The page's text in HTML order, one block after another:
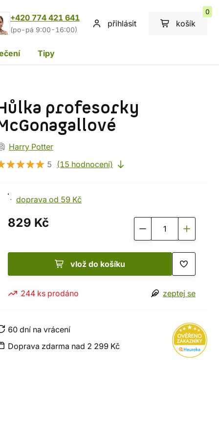
+420 774 421 641
(po-pá 9:00-16:00)
přihlásit košík
0
Tipy
profesorky
Harry Potter
5
(15 hodnocení)
doprava od 59 Kč
829 Kč
vlož do košíku
244 ks prodáno zeptej se
60 dní na vrácení
Doprava zdarma nad 2 299 Kč